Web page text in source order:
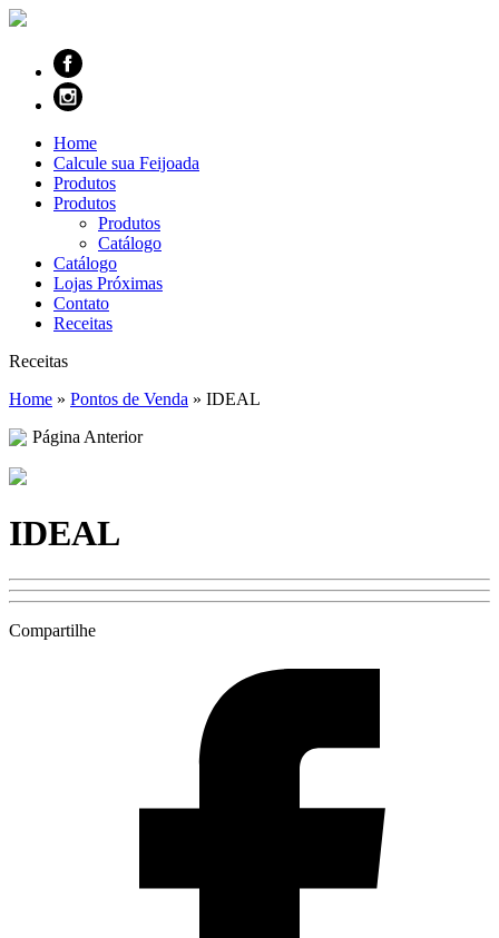
Home
Calcule sua Feijoada
Produtos
Produtos
Produtos
Catálogo
Catálogo
Lojas Próximas
Contato
Receitas
Receitas
Home » Pontos de Venda » IDEAL
Página Anterior
IDEAL
Compartilhe